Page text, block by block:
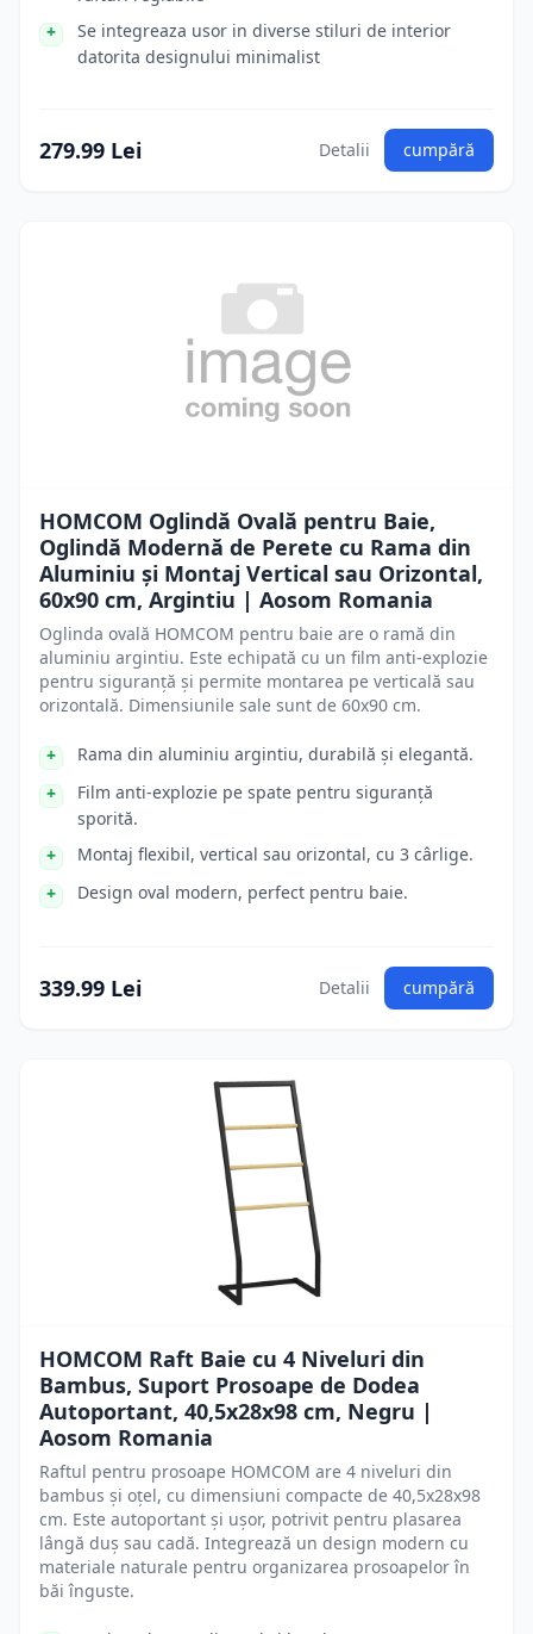
Se integreaza usor in diverse stiluri de interior
datorita designului minimalist
279.99 Lei Detalii cumpără
HOMCOM Oglindă Ovală pentru Baie,
Oglindă Modernă de Perete cu Rama din
Aluminiu și Montaj Vertical sau Orizontal,
60x90 cm, Argintiu | Aosom Romania
Oglinda ovală HOMCOM pentru baie are o ramă din
aluminiu argintiu. Este echipată cu un film anti-explozie
pentru siguranță și permite montarea pe verticală sau
orizontală. Dimensiunile sale sunt de 60x90 cm.
Rama din aluminiu argintiu, durabilă și elegantă.
Film anti-explozie pe spate pentru siguranță
sporită.
Montaj flexibil, vertical sau orizontal, cu 3 cârlige.
Design oval modern, perfect pentru baie.
339.99 Lei Detalii cumpără
HOMCOM Raft Baie cu 4 Niveluri din
Bambus, Suport Prosoape de Dodea
Autoportant, 40,5x28x98 cm, Negru |
Aosom Romania
Raftul pentru prosoape HOMCOM are 4 niveluri din
bambus și oțel, cu dimensiuni compacte de 40,5x28x98
cm. Este autoportant și ușor, potrivit pentru plasarea
lângă duș sau cadă. Integrează un design modern cu
materiale naturale pentru organizarea prosoapelor în
băi înguste.